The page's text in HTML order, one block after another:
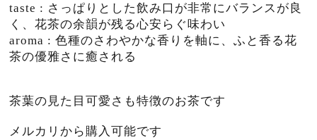
taste : さっぱりとした飲み口が非常にバランスが良
く、花茶の余韻が残る心安らぐ味わい
aroma : 色種のさわやかな香りを軸に、ふと香る花
茶の優雅さに癒される
茶葉の見た目可愛さも特徴のお茶です
メルカリから購入可能です